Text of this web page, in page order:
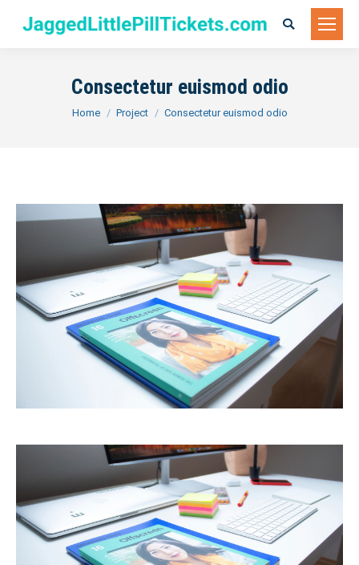
Search:
Consectetur euismod odio
You are here:
Home Project Consectetur euismod odio